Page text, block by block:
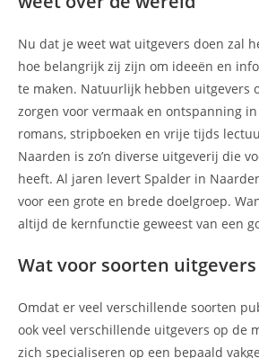
Nu dat je weet wat uitgevers doen zal
hoe belangrijk zij zijn om ideeën en
te maken. Natuurlijk hebben uitgevers
zorgen voor vermaak en ontspanning
romans, stripboeken en vrije tijds
Naarden is zo’n diverse uitgeverij die
heeft. Al jaren levert Spalder in
voor een grote en brede doelgroep.
altijd de kernfunctie geweest van een
Wat voor soorten
Omdat er veel verschillende soorten
ook veel verschillende uitgevers op de
zich specialiseren op een bepaald